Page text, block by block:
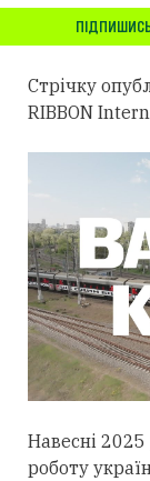
Стрічку
RIBBON
Навесні
роботу